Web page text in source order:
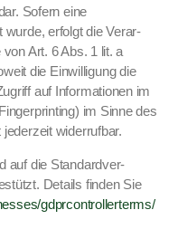
Sofern eine
wurde, erfol­gt die Ver­ar­
Art. 6 Abs. 1 lit. a
die Ein­willi­gung die
auf Infor­ma­tio­nen im
im Sinne des
wider­ruf­bar.
auf die Stan­dard­ver­
Details find­en Sie
gdprcontrollerterms/